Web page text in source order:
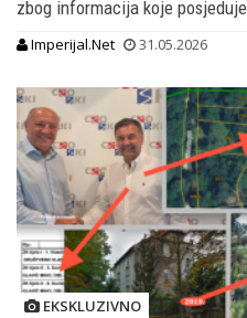
zbog informacija koje posjeduje
Imperijal.Net 31.05.2026
EKSKLUZIVNO